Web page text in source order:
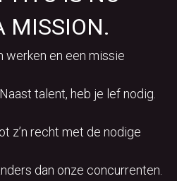
MISSION.
werken en een missie
talent, heb je lef nodig.
z’n recht met de nodige
dan onze concurrenten.